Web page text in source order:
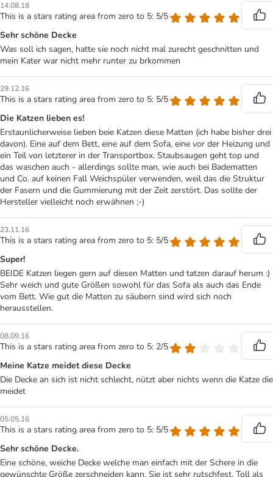
14.08.18
This is a stars rating area from zero to 5: 5/5
Sehr schöne Decke
Was soll ich sagen, hatte sie noch nicht mal zurecht geschnitten und
mein Kater war nicht mehr runter zu brkommen
29.12.16
This is a stars rating area from zero to 5: 5/5
Die Katzen lieben es!
Erstaunlicherweise lieben beie Katzen diese Matten (ich habe bisher drei
davon). Eine auf dem Bett, eine auf dem Sofa, eine vor der Heizung und
ein Teil von letzterer in der Transportbox. Staubsaugen geht top und
das waschen auch - allerdings sollte man, wie auch bei Badematten
und Co. auf keinen Fall Weichspüler verwenden, weil das die Struktur
der Fasern und die Gummierung mit der Zeit zerstört. Das sollte der
Hersteller vielleicht noch erwähnen ;-)
23.11.16
This is a stars rating area from zero to 5: 5/5
Super!
BEIDE Katzen liegen gern auf diesen Matten und tatzen darauf herum :)
Sehr weich und gute Größen sowohl für das Sofa als auch das Ende
vom Bett. Wie gut die Matten zu säubern sind wird sich noch
herausstellen.
08.09.16
This is a stars rating area from zero to 5: 2/5
Meine Katze meidet diese Decke
Die Decke an sich ist nicht schlecht, nützt aber nichts wenn die Katze die
meidet
05.05.16
This is a stars rating area from zero to 5: 5/5
Sehr schöne Decke.
Eine schöne, weiche Decke welche man einfach mit der Schere in die
gewünschte Größe zerschneiden kann. Sie ist sehr rutschfest. Toll als